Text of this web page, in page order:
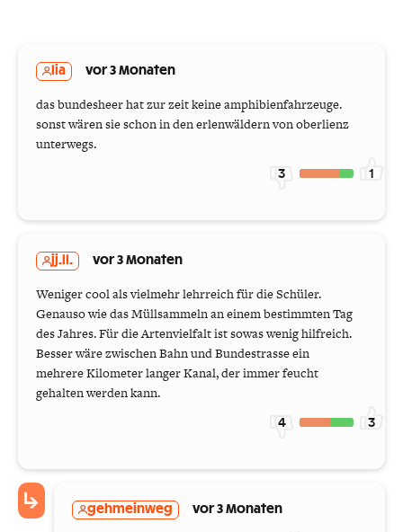
lia vor 3 Monaten
das bundesheer hat zur zeit keine amphibienfahrzeuge.
sonst wären sie schon in den erlenwäldern von oberlienz
unterwegs.
3 1
jj.ll. vor 3 Monaten
Weniger cool als vielmehr lehrreich für die Schüler.
Genauso wie das Müllsammeln an einem bestimmten Tag
des Jahres. Für die Artenvielfalt ist sowas wenig hilfreich.
Besser wäre zwischen Bahn und Bundestrasse ein
mehrere Kilometer langer Kanal, der immer feucht
gehalten werden kann.
4 3
gehmeinweg vor 3 Monaten